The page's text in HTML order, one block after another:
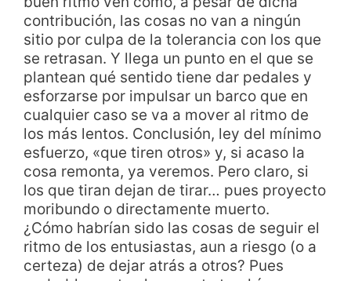
contribución, las cosas no van a ningún
sitio por culpa de la tolerancia con los que
se retrasan. Y llega un punto en el que se
plantean qué sentido tiene dar pedales y
esforzarse por impulsar un barco que en
cualquier caso se va a mover al ritmo de
los más lentos. Conclusión, ley del mínimo
esfuerzo, «que tiren otros» y, si acaso la
cosa remonta, ya veremos. Pero claro, si
los que tiran dejan de tirar… pues proyecto
moribundo o directamente muerto.
¿Cómo habrían sido las cosas de seguir el
ritmo de los entusiastas, aun a riesgo (o a
certeza) de dejar atrás a otros? Pues